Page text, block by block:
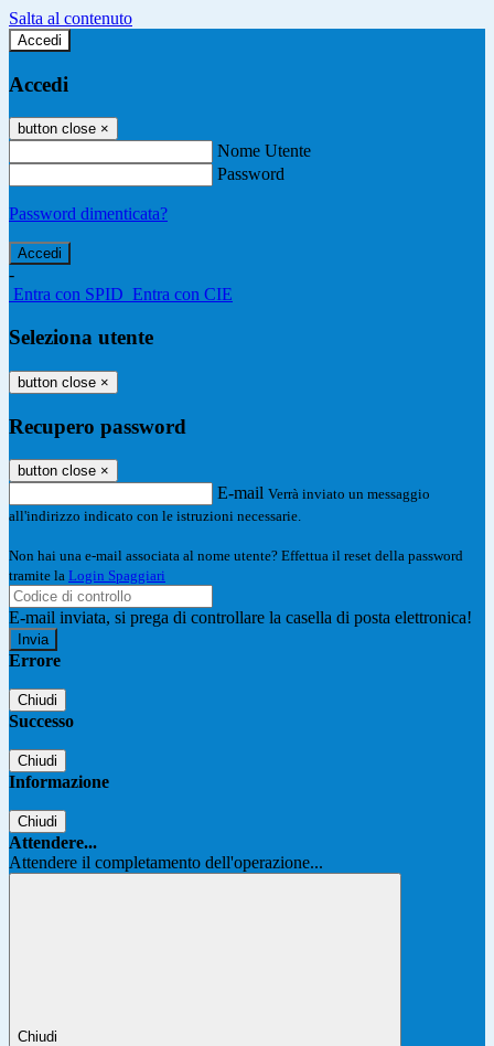
Salta al contenuto
Accedi
Accedi
button close ×
Nome Utente
Password
Password dimenticata?
-
Entra con SPID Entra con CIE
Seleziona utente
button close ×
Recupero password
button close ×
E-mail Verrà inviato un messaggio
all'indirizzo indicato con le istruzioni necessarie.
Non hai una e-mail associata al nome utente? Effettua il reset della password
tramite la Login Spaggiari
E-mail inviata, si prega di controllare la casella di posta elettronica!
Errore
Chiudi
Successo
Chiudi
Informazione
Chiudi
Attendere...
Attendere il completamento dell'operazione...
Chiudi